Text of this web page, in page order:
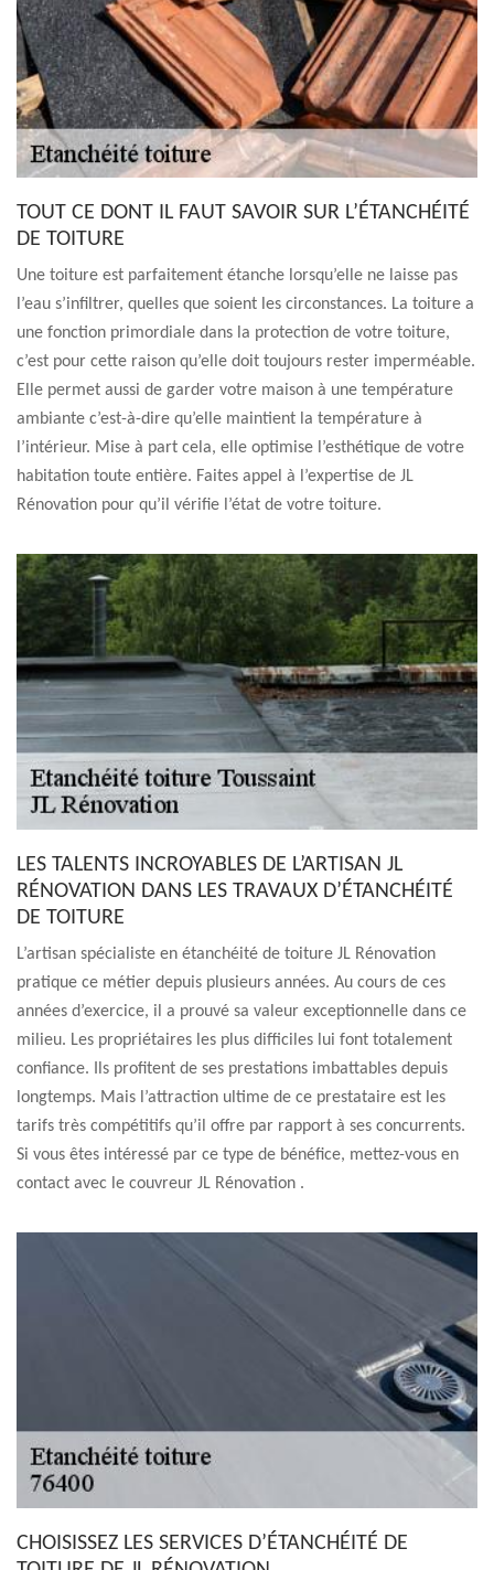
TOUT CE DONT IL FAUT SAVOIR SUR L’ÉTANCHÉITÉ
DE TOITURE
Une toiture est parfaitement étanche lorsqu’elle ne laisse pas
l’eau s’infiltrer, quelles que soient les circonstances. La toiture a
une fonction primordiale dans la protection de votre toiture,
c’est pour cette raison qu’elle doit toujours rester imperméable.
Elle permet aussi de garder votre maison à une température
ambiante c’est-à-dire qu’elle maintient la température à
l’intérieur. Mise à part cela, elle optimise l’esthétique de votre
habitation toute entière. Faites appel à l’expertise de JL
Rénovation pour qu’il vérifie l’état de votre toiture.
LES TALENTS INCROYABLES DE L’ARTISAN JL
RÉNOVATION DANS LES TRAVAUX D’ÉTANCHÉITÉ
DE TOITURE
L’artisan spécialiste en étanchéité de toiture JL Rénovation
pratique ce métier depuis plusieurs années. Au cours de ces
années d’exercice, il a prouvé sa valeur exceptionnelle dans ce
milieu. Les propriétaires les plus difficiles lui font totalement
confiance. Ils profitent de ses prestations imbattables depuis
longtemps. Mais l’attraction ultime de ce prestataire est les
tarifs très compétitifs qu’il offre par rapport à ses concurrents.
Si vous êtes intéressé par ce type de bénéfice, mettez-vous en
contact avec le couvreur JL Rénovation .
CHOISISSEZ LES SERVICES D’ÉTANCHÉITÉ DE